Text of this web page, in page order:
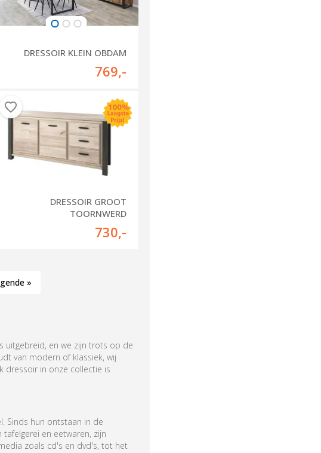
DRESSOIR KLEIN OBDAM
769,-
DRESSOIR GROOT
TOORNWERD
730,-
»
uitgebreid, en we zijn trots op de
van modern of klassiek, wij
dressoir in onze collectie is
Sinds hun ontstaan in de
en eetwaren, zijn
zoals cd's en dvd's, tot het